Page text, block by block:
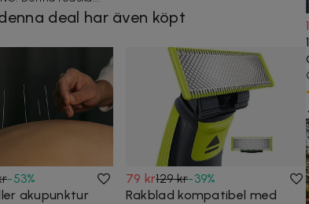
deal har även köpt
-53%
akupunktur
79 kr129 kr-39%
Rakblad kompatibel med